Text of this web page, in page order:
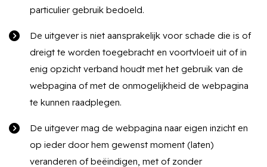
particulier gebruik bedoeld.
De uitgever is niet aansprakelijk voor schade die is of
dreigt te worden toegebracht en voortvloeit uit of in
enig opzicht verband houdt met het gebruik van de
webpagina of met de onmogelijkheid de webpagina
te kunnen raadplegen.
De uitgever mag de webpagina naar eigen inzicht en
op ieder door hem gewenst moment (laten)
veranderen of beëindigen, met of zonder